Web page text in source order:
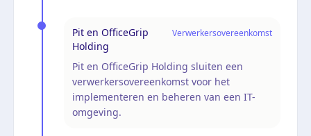
Pit en OfficeGrip
Holding
Verwerkersovereenkomst
Pit en OfficeGrip Holding sluiten een
verwerkersovereenkomst voor het
implementeren en beheren van een IT-
omgeving.